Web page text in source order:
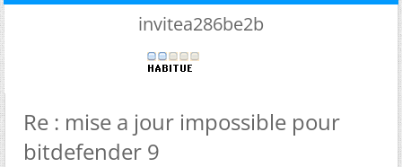
invitea286be2b
Re : mise a jour impossible pour
bitdefender 9